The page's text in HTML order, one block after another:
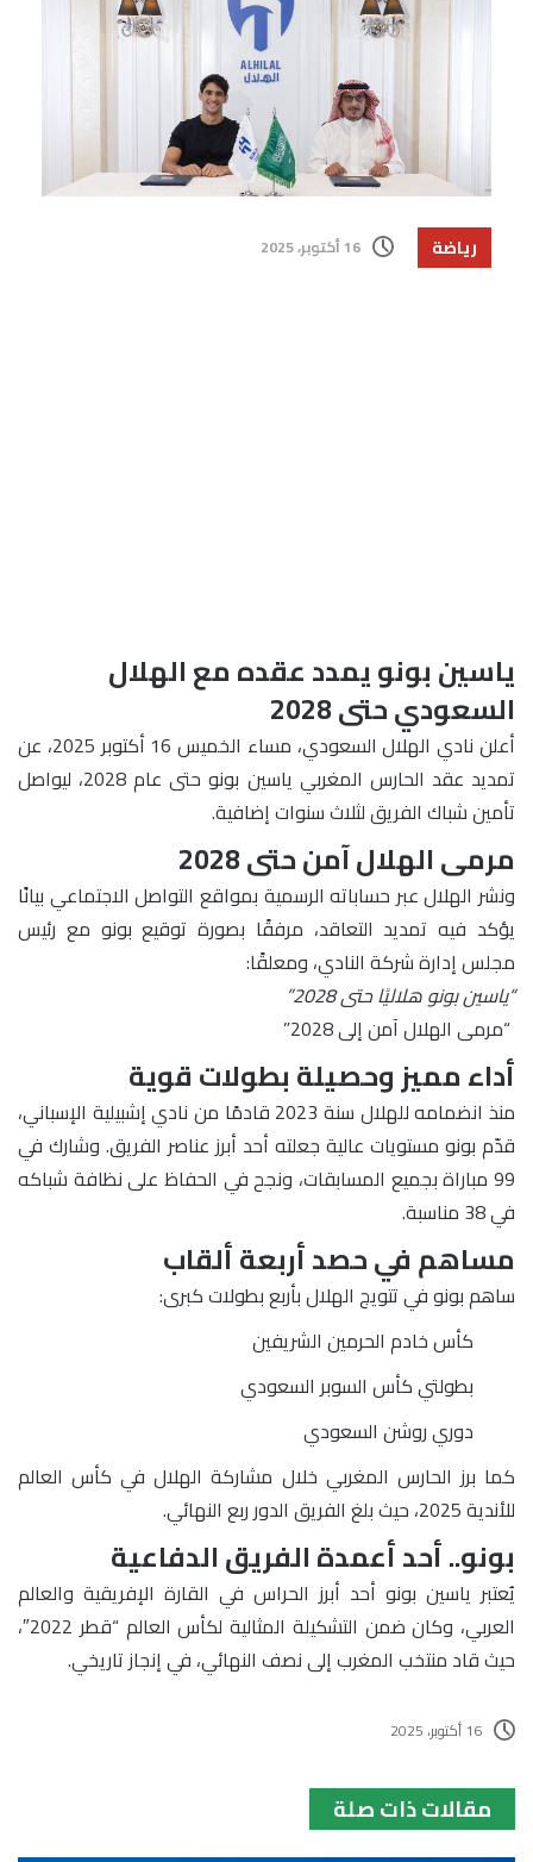
رياضة 16 أكتوبر، 2025
ياسين بونو يمدد عقده مع الهلال
السعودي حتى 2028
أعلن نادي الهلال السعودي، مساء الخميس 16 أكتوبر 2025، عن
تمديد عقد الحارس المغربي ياسين بونو
حتى عام 2028، ليواصل
تأمين شباك الفريق لثلاث سنوات إضافية.
مرمى الهلال آمن حتى 2028
ونشر الهلال عبر حساباته الرسمية بمواقع التواصل الاجتماعي بيانًا
يؤكد فيه تمديد التعاقد، مرفقًا بصورة توقيع بونو مع رئيس
مجلس إدارة شركة النادي، ومعلقًا:
“ياسين بونو هلاليًا حتى 2028”
“مرمى الهلال آمن إلى 2028”
أداء مميز وحصيلة بطولات قوية
منذ انضمامه للهلال سنة 2023 قادمًا من نادي إشبيلية الإسباني،
قدّم بونو مستويات عالية جعلته أحد أبرز عناصر الفريق. وشارك في
99 مباراة بجميع المسابقات، ونجح في الحفاظ على نظافة شباكه
في 38 مناسبة.
مساهم في حصد أربعة ألقاب
ساهم بونو في تتويج الهلال بأربع بطولات كبرى:
كأس خادم الحرمين الشريفين
بطولتي كأس السوبر السعودي
دوري روشن السعودي
كما برز الحارس المغربي خلال مشاركة الهلال في كأس العالم
للأندية 2025، حيث بلغ الفريق الدور ربع النهائي.
بونو.. أحد أعمدة الفريق الدفاعية
يُعتبر ياسين بونو أحد أبرز الحراس في القارة الإفريقية والعالم
العربي، وكان ضمن التشكيلة المثالية لكأس العالم “قطر 2022″،
حيث قاد منتخب المغرب إلى نصف النهائي، في إنجاز تاريخي.
16 أكتوبر، 2025
مقالات ذات صلة